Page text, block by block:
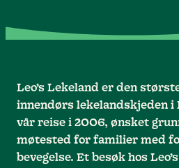
Leo’s Lekeland er den
innendørs lekelandskjeden i
vår reise i 2006, ønsket
møtested for familier med
bevegelse. Et besøk hos